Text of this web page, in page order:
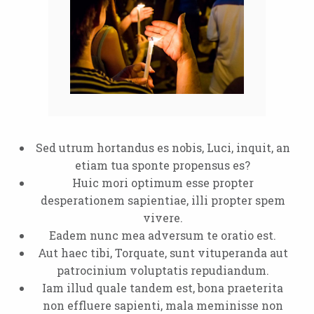
Sed utrum hortandus es nobis, Luci, inquit, an
etiam tua sponte propensus es?
Huic mori optimum esse propter
desperationem sapientiae, illi propter spem
vivere.
Eadem nunc mea adversum te oratio est.
Aut haec tibi, Torquate, sunt vituperanda aut
patrocinium voluptatis repudiandum.
Iam illud quale tandem est, bona praeterita
non effluere sapienti, mala meminisse non